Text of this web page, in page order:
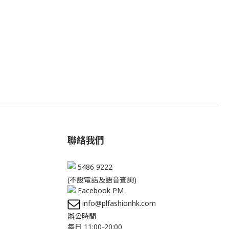
聯絡我們
5486 9222
(不設電話及語音查詢)
Facebook PM
info@plfashionhk.com
辦公時間
每日 11:00-20:00